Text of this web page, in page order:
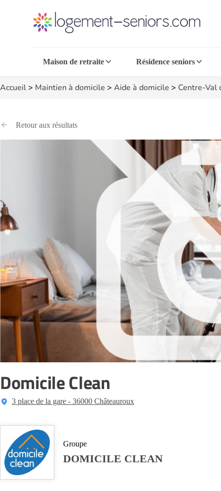
Maison de retraite Résidence seniors
Accueil> Maintien à domicile > Aide à domicile > Centre-Val
Retour aux résultats
Domicile Clean
3 place de la gare - 36000 Châteauroux
Groupe
DOMICILE CLEAN